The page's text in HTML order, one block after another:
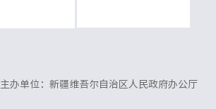
主办单位：新疆维吾尔自治区人民政府办公厅